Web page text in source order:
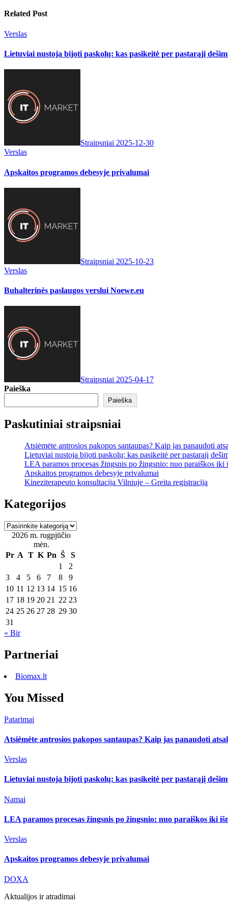
Related Post
Verslas
Lietuviai nustoja bijoti paskolų: kas pasikeitė per pastarąjį
Straipsniai 2025-12-30
Verslas
Apskaitos programos debesyje privalumai
Straipsniai 2025-10-23
Verslas
Buhalterinės paslaugos verslui Noewe.eu
Straipsniai 2025-04-17
Paieška
Paieška
Paskutiniai straipsniai
Atsiėmėte antrosios pakopos santaupas? Kaip jas panaudoti
Lietuviai nustoja bijoti paskolų: kas pasikeitė per pastarąjį
LEA paramos procesas žingsnis po žingsnio: nuo paraiškos iki
Apskaitos programos debesyje privalumai
Kineziterapeuto konsultacija Vilniuje – Greita registracija
Kategorijos
Kategorijos
2026 m. rugpjūčio
mėn.
Pr A T K Pn Š
S
1
2
3
4 5 6 7 8
9
10 11 12 13 14 15 16
17 18 19 20 21 22 23
24 25 26 27 28 29 30
31
« Bir
Partneriai
Biomax.lt
You Missed
Patarimai
Atsiėmėte antrosios pakopos santaupas? Kaip jas panaudoti
Verslas
Lietuviai nustoja bijoti paskolų: kas pasikeitė per pastarąjį
Namai
LEA paramos procesas žingsnis po žingsnio: nuo paraiškos iki
Verslas
Apskaitos programos debesyje privalumai
DOXA
Aktualijos ir atradimai